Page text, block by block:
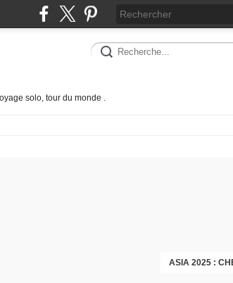
solo, tour du monde .
ASIA 2025 :